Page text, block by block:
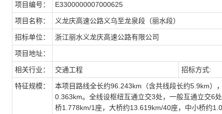
项目编号： E3300000007000625
项目名称： 义龙庆高速公路义乌至龙泉段（丽水段）
招标单位： 浙江丽水义龙庆高速公路有限公司
项目地址：
相关行业： 交通工程 招标方式:
特征规模：
本项目路线全长约96.243km（含共线段长约5.9km）
0.363km。全线设枢纽互通立交3处，一般互通立交6
桥1.778km/1座，大桥约13.619km/40座，中小桥约